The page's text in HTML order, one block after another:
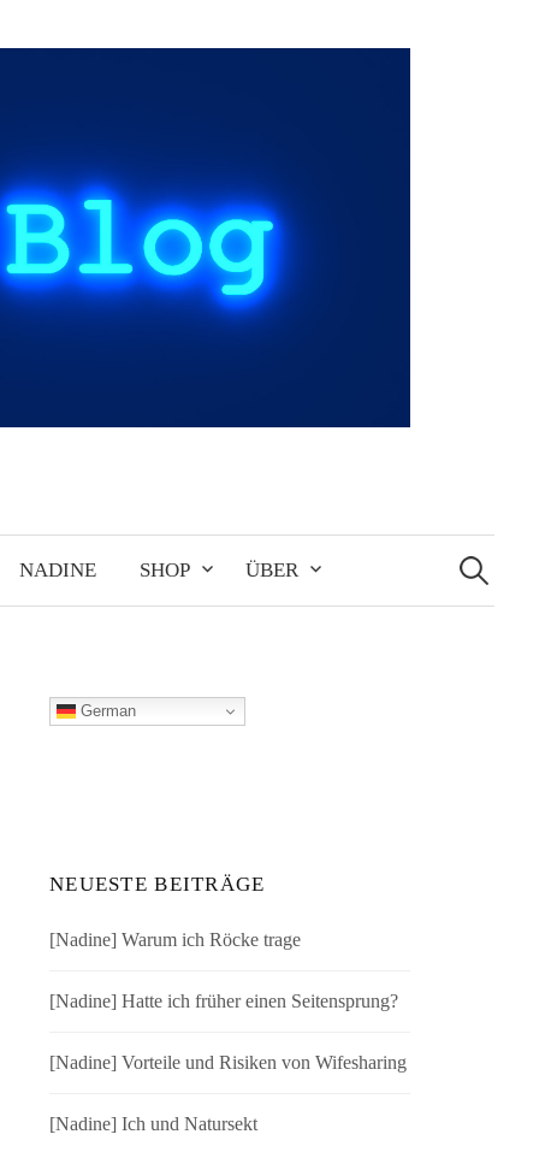
NADINE SHOP ÜBER
Suchen
nach:
German
NEUESTE BEITRÄGE
[Nadine] Warum ich Röcke trage
[Nadine] Hatte ich früher einen Seitensprung?
[Nadine] Vorteile und Risiken von Wifesharing
[Nadine] Ich und Natursekt